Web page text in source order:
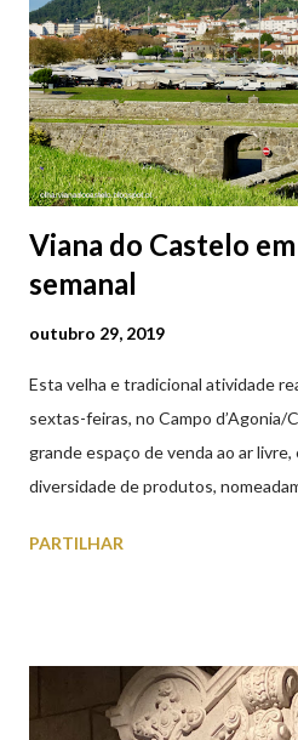
Viana do Castelo
semanal
outubro 29, 2019
Esta velha e tradicional atividade
sextas-feiras, no Campo d’Agonia/
grande espaço de venda ao ar
diversidade de produtos,
cobres entre muitos outros.
(2019.10.25) Feira Semanal em
Feira Semanal em Viana do Castelo
PARTILHAR